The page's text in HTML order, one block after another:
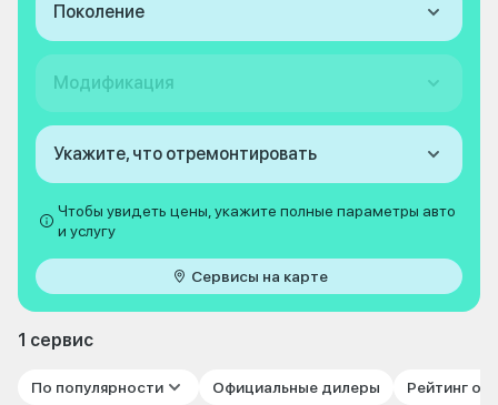
Поколение
Модификация
Укажите, что отремонтировать
Чтобы увидеть цены, укажите полные параметры авто
и услугу
Сервисы на карте
1 сервис
По популярности Официальные дилеры Рейтинг